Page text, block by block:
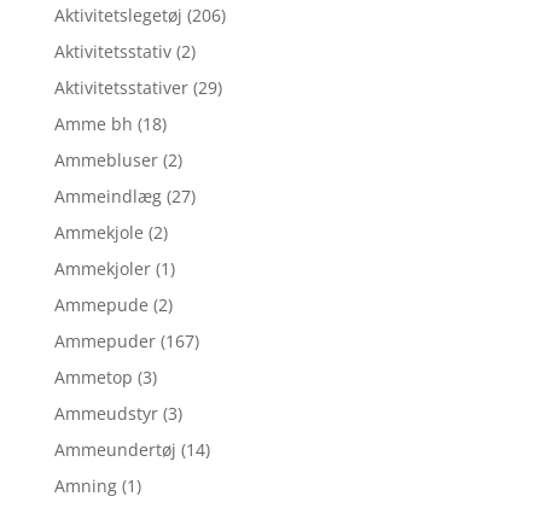
Aktivitetslegetøj (206)
Aktivitetsstativ (2)
Aktivitetsstativer (29)
Amme bh (18)
Ammebluser (2)
Ammeindlæg (27)
Ammekjole (2)
Ammekjoler (1)
Ammepude (2)
Ammepuder (167)
Ammetop (3)
Ammeudstyr (3)
Ammeundertøj (14)
Amning (1)